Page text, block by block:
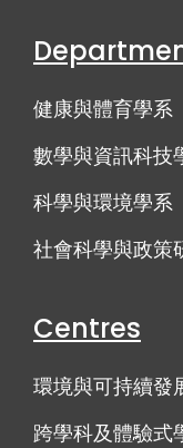
健康與體育學系
數學與資訊科技
科學與環境學系
社會科學與政策
Centres
環境與可持續發
跨學科及體驗式